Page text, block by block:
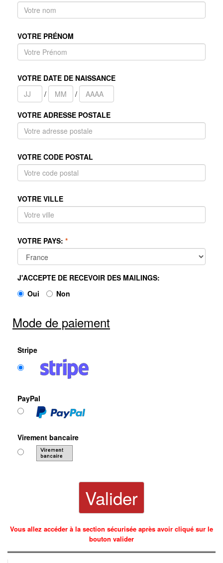
VOTRE PRÉNOM
VOTRE DATE DE NAISSANCE
/
/
VOTRE ADRESSE POSTALE
VOTRE CODE POSTAL
VOTRE VILLE
VOTRE PAYS: *
J'ACCEPTE DE RECEVOIR DES MAILINGS:
Oui
Non
Mode de paiement
Stripe
PayPal
Virement bancaire
Vous allez accéder à la section sécurisée après avoir cliqué sur le
bouton valider